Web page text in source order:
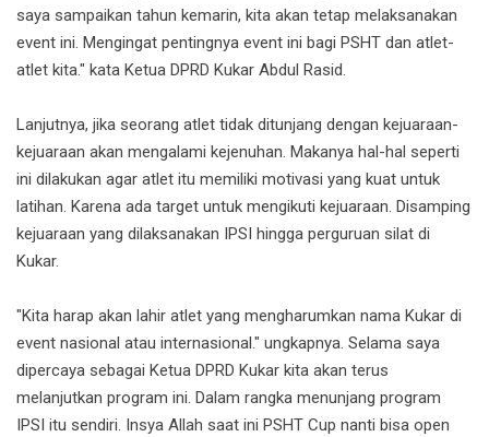
saya sampaikan tahun kemarin, kita akan tetap melaksanakan
event ini. Mengingat pentingnya event ini bagi PSHT dan atlet-
atlet kita." kata Ketua DPRD Kukar Abdul Rasid.
Lanjutnya, jika seorang atlet tidak ditunjang dengan kejuaraan-
kejuaraan akan mengalami kejenuhan. Makanya hal-hal seperti
ini dilakukan agar atlet itu memiliki motivasi yang kuat untuk
latihan. Karena ada target untuk mengikuti kejuaraan. Disamping
kejuaraan yang dilaksanakan IPSI hingga perguruan silat di
Kukar.
"Kita harap akan lahir atlet yang mengharumkan nama Kukar di
event nasional atau internasional." ungkapnya. Selama saya
dipercaya sebagai Ketua DPRD Kukar kita akan terus
melanjutkan program ini. Dalam rangka menunjang program
IPSI itu sendiri. Insya Allah saat ini PSHT Cup nanti bisa open